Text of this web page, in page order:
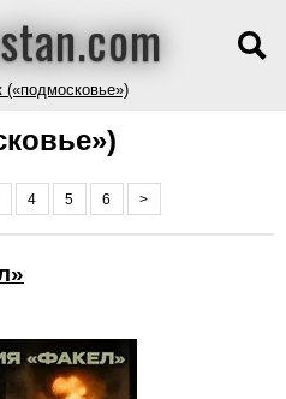
(«подмосковье»)
4 5 6 >